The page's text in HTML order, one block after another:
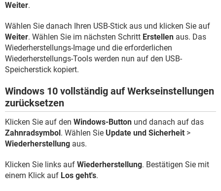
Weiter.
Wählen Sie danach Ihren USB-Stick aus und klicken Sie auf
Weiter. Wählen Sie im nächsten Schritt Erstellen aus. Das
Wiederherstellungs-Image und die erforderlichen
Wiederherstellungs-Tools werden nun auf den USB-
Speicherstick kopiert.
Windows 10 vollständig auf Werkseinstellungen
zurücksetzen
Klicken Sie auf den Windows-Button und danach auf das
Zahnradsymbol . Wählen Sie Update und Sicherheit >
Wiederherstellung aus.
Klicken Sie links auf Wiederherstellung. Bestätigen Sie mit
einem Klick auf Los geht's.